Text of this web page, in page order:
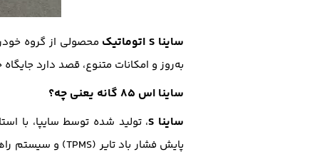
ساینا S اتوماتیک محصولی از گروه
به‌روز و امکانات متنوع، قصد دارد
ساینا اس ۸۵ گانه یعنی چه؟
ساینا S
، تولید شده توسط سایپا، با استانداردهای ۸۵ گانه، دارای